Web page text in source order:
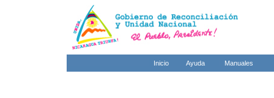
Inicio Ayuda Manuales